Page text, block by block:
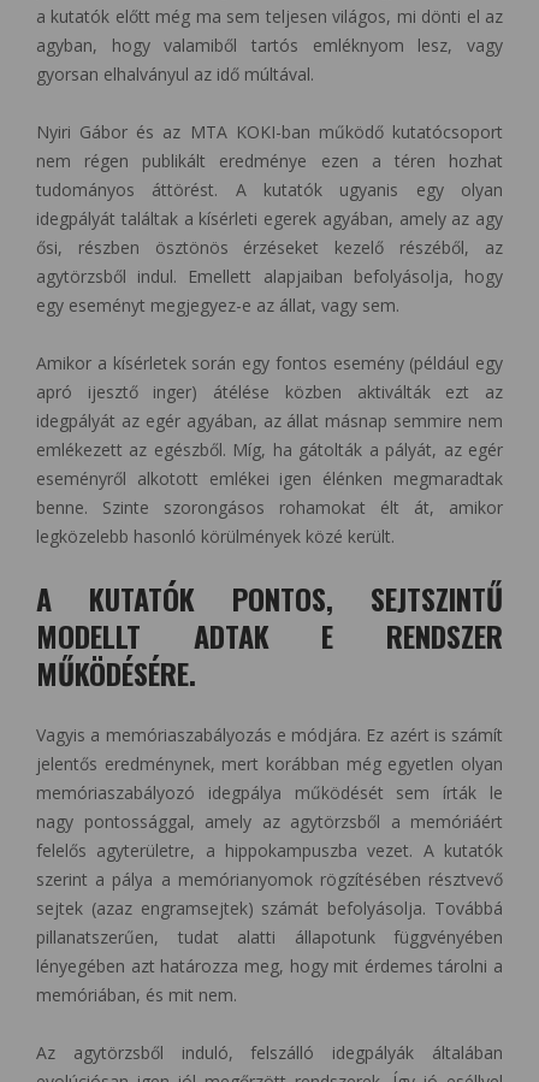
a kutatók előtt még ma sem teljesen világos, mi dönti el az
agyban, hogy valamiből tartós emléknyom lesz, vagy
gyorsan elhalványul az idő múltával.
Nyiri Gábor és az MTA KOKI-ban működő kutatócsoport
nem régen publikált eredménye ezen a téren hozhat
tudományos áttörést. A kutatók ugyanis egy olyan
idegpályát találtak a kísérleti egerek agyában, amely az agy
ősi, részben ösztönös érzéseket kezelő részéből, az
agytörzsből indul. Emellett alapjaiban befolyásolja, hogy
egy eseményt megjegyez-e az állat, vagy sem.
Amikor a kísérletek során egy fontos esemény (például egy
apró ijesztő inger) átélése közben aktiválták ezt az
idegpályát az egér agyában, az állat másnap semmire nem
emlékezett az egészből. Míg, ha gátolták a pályát, az egér
eseményről alkotott emlékei igen élénken megmaradtak
benne. Szinte szorongásos rohamokat élt át, amikor
legközelebb hasonló körülmények közé került.
A KUTATÓK PONTOS, SEJTSZINTŰ
MODELLT ADTAK E RENDSZER
MŰKÖDÉSÉRE.
Vagyis a memóriaszabályozás e módjára. Ez azért is számít
jelentős eredménynek, mert korábban még egyetlen olyan
memóriaszabályozó idegpálya működését sem írták le
nagy pontossággal, amely az agytörzsből a memóriáért
felelős agyterületre, a hippokampuszba vezet. A kutatók
szerint a pálya a memórianyomok rögzítésében résztvevő
sejtek (azaz engramsejtek) számát befolyásolja. Továbbá
pillanatszerűen, tudat alatti állapotunk függvényében
lényegében azt határozza meg, hogy mit érdemes tárolni a
memóriában, és mit nem.
Az agytörzsből induló, felszálló idegpályák általában